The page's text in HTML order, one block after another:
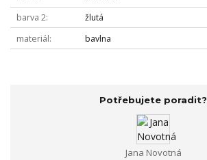
barva 2
žlutá
materiál
bavlna
Potřebujete poradit?
Jana Novotná